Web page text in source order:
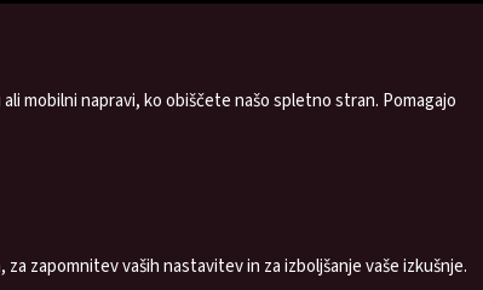
mobilni napravi, ko obiščete našo spletno stran. Pomagajo
zapomnitev vaših nastavitev in za izboljšanje vaše izkušnje.